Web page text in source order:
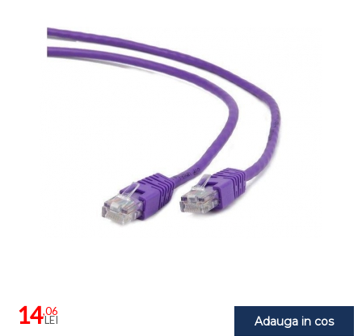
Adauga in cos
14,06
LEI